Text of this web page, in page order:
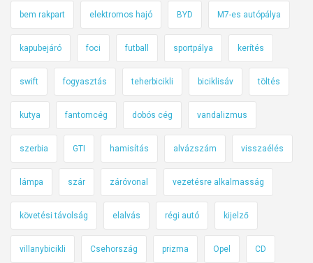
bem rakpart elektromos hajó BYD M7-es autópálya
kapubejáró foci futball sportpálya kerítés
swift fogyasztás teherbicikli biciklisáv töltés
kutya fantomcég dobós cég vandalizmus
szerbia GTI hamisítás alvázszám visszaélés
lámpa szár záróvonal vezetésre alkalmasság
követési távolság elalvás régi autó kijelző
villanybicikli Csehország prizma Opel CD